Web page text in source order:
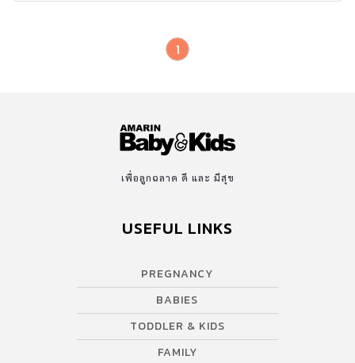
1
เพื่อลูกฉลาด ดี และ มีสุข
USEFUL LINKS
PREGNANCY
BABIES
TODDLER & KIDS
FAMILY